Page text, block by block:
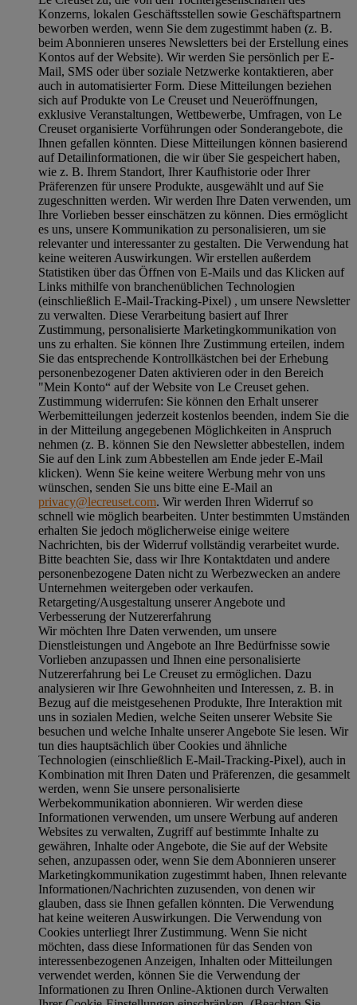
Konzerns, lokalen Geschäftsstellen sowie Geschäftspartnern
beworben werden, wenn Sie dem zugestimmt haben (z. B.
beim Abonnieren unseres Newsletters bei der Erstellung eines
Kontos auf der Website). Wir werden Sie persönlich per E-
Mail, SMS oder über soziale Netzwerke kontaktieren, aber
auch in automatisierter Form. Diese Mitteilungen beziehen
sich auf Produkte von Le Creuset und Neueröffnungen,
exklusive Veranstaltungen, Wettbewerbe, Umfragen, von Le
Creuset organisierte Vorführungen oder Sonderangebote, die
Ihnen gefallen könnten. Diese Mitteilungen können basierend
auf Detailinformationen, die wir über Sie gespeichert haben,
wie z. B. Ihrem Standort, Ihrer Kaufhistorie oder Ihrer
Präferenzen für unsere Produkte, ausgewählt und auf Sie
zugeschnitten werden. Wir werden Ihre Daten verwenden, um
Ihre Vorlieben besser einschätzen zu können. Dies ermöglicht
es uns, unsere Kommunikation zu personalisieren, um sie
relevanter und interessanter zu gestalten. Die Verwendung hat
keine weiteren Auswirkungen. Wir erstellen außerdem
Statistiken über das Öffnen von E-Mails und das Klicken auf
Links mithilfe von branchenüblichen Technologien
(einschließlich E-Mail-Tracking-Pixel) , um unsere Newsletter
zu verwalten. Diese Verarbeitung basiert auf Ihrer
Zustimmung, personalisierte Marketingkommunikation von
uns zu erhalten. Sie können Ihre Zustimmung erteilen, indem
Sie das entsprechende Kontrollkästchen bei der Erhebung
personenbezogener Daten aktivieren oder in den Bereich
"Mein Konto“ auf der Website von Le Creuset gehen.
Zustimmung widerrufen: Sie können den Erhalt unserer
Werbemitteilungen jederzeit kostenlos beenden, indem Sie die
in der Mitteilung angegebenen Möglichkeiten in Anspruch
nehmen (z. B. können Sie den Newsletter abbestellen, indem
Sie auf den Link zum Abbestellen am Ende jeder E-Mail
klicken). Wenn Sie keine weitere Werbung mehr von uns
wünschen, senden Sie uns bitte eine E-Mail an
privacy@lecreuset.com. Wir werden Ihren Widerruf so
schnell wie möglich bearbeiten. Unter bestimmten Umständen
erhalten Sie jedoch möglicherweise einige weitere
Nachrichten, bis der Widerruf vollständig verarbeitet wurde.
Bitte beachten Sie, dass wir Ihre Kontaktdaten und andere
personenbezogene Daten nicht zu Werbezwecken an andere
Unternehmen weitergeben oder verkaufen.
Retargeting/Ausgestaltung unserer Angebote und
Verbesserung der Nutzererfahrung
Wir möchten Ihre Daten verwenden, um unsere
Dienstleistungen und Angebote an Ihre Bedürfnisse sowie
Vorlieben anzupassen und Ihnen eine personalisierte
Nutzererfahrung bei Le Creuset zu ermöglichen. Dazu
analysieren wir Ihre Gewohnheiten und Interessen, z. B. in
Bezug auf die meistgesehenen Produkte, Ihre Interaktion mit
uns in sozialen Medien, welche Seiten unserer Website Sie
besuchen und welche Inhalte unserer Angebote Sie lesen. Wir
tun dies hauptsächlich über Cookies und ähnliche
Technologien (einschließlich E-Mail-Tracking-Pixel), auch in
Kombination mit Ihren Daten und Präferenzen, die gesammelt
werden, wenn Sie unsere personalisierte
Werbekommunikation abonnieren. Wir werden diese
Informationen verwenden, um unsere Werbung auf anderen
Websites zu verwalten, Zugriff auf bestimmte Inhalte zu
gewähren, Inhalte oder Angebote, die Sie auf der Website
sehen, anzupassen oder, wenn Sie dem Abonnieren unserer
Marketingkommunikation zugestimmt haben, Ihnen relevante
Informationen/Nachrichten zuzusenden, von denen wir
glauben, dass sie Ihnen gefallen könnten. Die Verwendung
hat keine weiteren Auswirkungen. Die Verwendung von
Cookies unterliegt Ihrer Zustimmung. Wenn Sie nicht
möchten, dass diese Informationen für das Senden von
interessenbezogenen Anzeigen, Inhalten oder Mitteilungen
verwendet werden, können Sie die Verwendung der
Informationen zu Ihren Online-Aktionen durch Verwalten